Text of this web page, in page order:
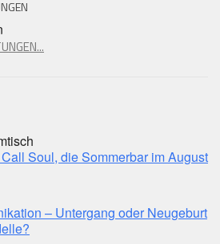
Soul, die Sommerbar im August
– Untergang oder Neugeburt